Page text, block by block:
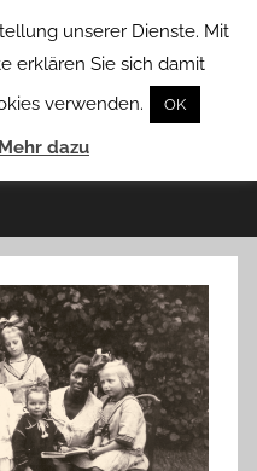
unserer Dienste. Mit
erklären Sie sich damit
verwenden.
OK
Mehr dazu